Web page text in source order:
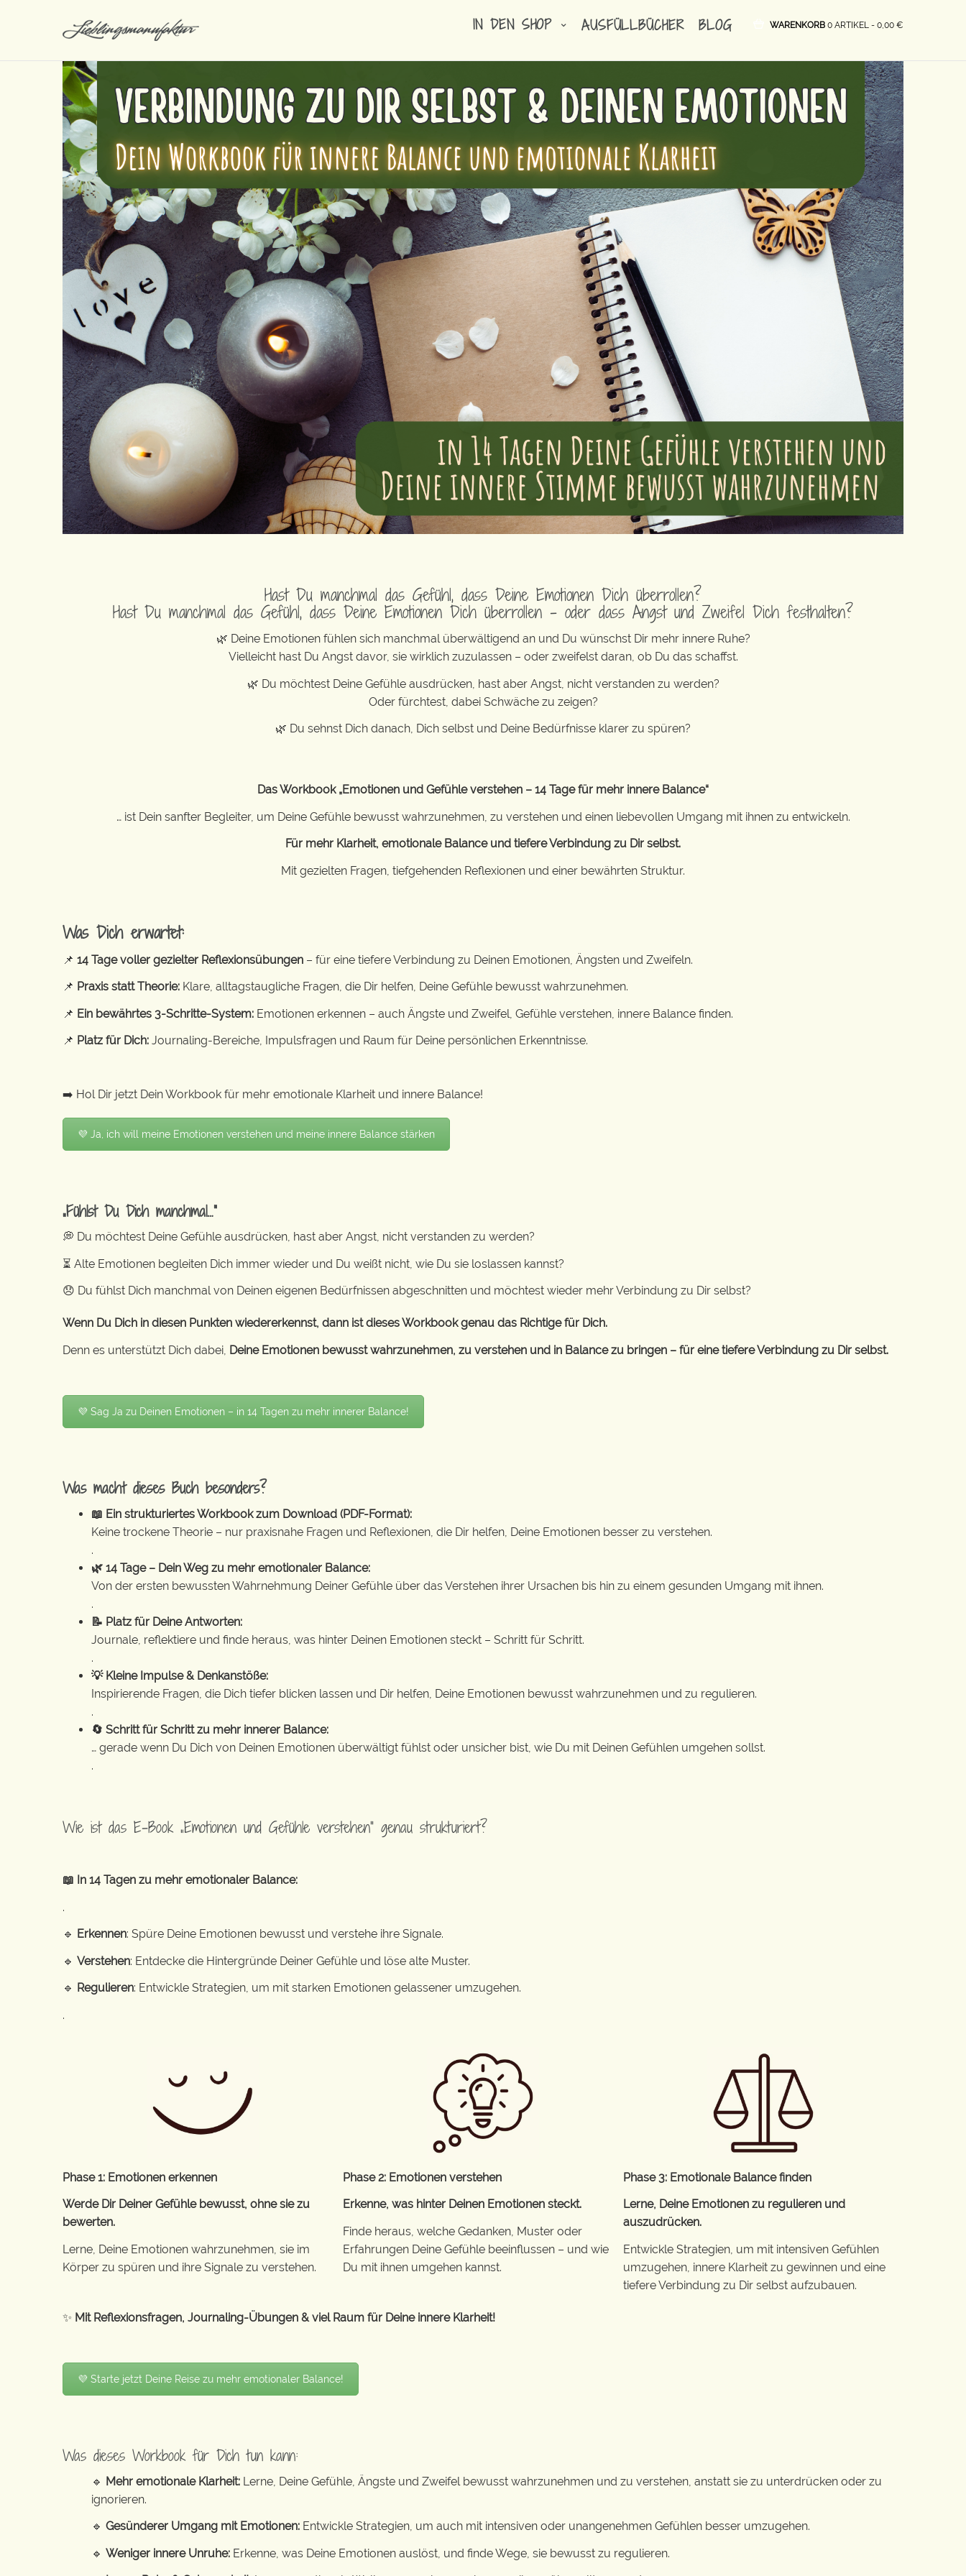
IN DEN SHOP AUSFÜLLBÜCHER BLOG WARENKORB 0 ARTIKEL - 0,00 €
Hast Du manchmal das Gefühl, dass Deine Emotionen Dich überrollen?
Hast Du manchmal das Gefühl, dass Deine Emotionen Dich überrollen – oder dass Angst und Zweifel Dich festhalten?
🌿 Deine Emotionen fühlen sich manchmal überwältigend an und Du wünschst Dir mehr innere Ruhe?
Vielleicht hast Du Angst davor, sie wirklich zuzulassen – oder zweifelst daran, ob Du das schaffst.
🌿 Du möchtest Deine Gefühle ausdrücken, hast aber Angst, nicht verstanden zu werden?
Oder fürchtest, dabei Schwäche zu zeigen?
🌿 Du sehnst Dich danach, Dich selbst und Deine Bedürfnisse klarer zu spüren?
Das Workbook „Emotionen und Gefühle verstehen – 14 Tage für mehr innere Balance“
… ist Dein sanfter Begleiter, um Deine Gefühle bewusst wahrzunehmen, zu verstehen und einen liebevollen Umgang mit ihnen zu entwickeln.
Für mehr Klarheit, emotionale Balance und tiefere Verbindung zu Dir selbst.
Mit gezielten Fragen, tiefgehenden Reflexionen und einer bewährten Struktur.
Was Dich erwartet:
📌 14 Tage voller gezielter Reflexionsübungen – für eine tiefere Verbindung zu Deinen Emotionen, Ängsten und Zweifeln.
📌 Praxis statt Theorie: Klare, alltagstaugliche Fragen, die Dir helfen, Deine Gefühle bewusst wahrzunehmen.
📌 Ein bewährtes 3-Schritte-System: Emotionen erkennen – auch Ängste und Zweifel, Gefühle verstehen, innere Balance finden.
📌 Platz für Dich: Journaling-Bereiche, Impulsfragen und Raum für Deine persönlichen Erkenntnisse.
➡️ Hol Dir jetzt Dein Workbook für mehr emotionale Klarheit und innere Balance!
💜 Ja, ich will meine Emotionen verstehen und meine innere Balance stärken
„Fühlst Du Dich manchmal…“
💭 Du möchtest Deine Gefühle ausdrücken, hast aber Angst, nicht verstanden zu werden?
⏳ Alte Emotionen begleiten Dich immer wieder und Du weißt nicht, wie Du sie loslassen kannst?
😞 Du fühlst Dich manchmal von Deinen eigenen Bedürfnissen abgeschnitten und möchtest wieder mehr Verbindung zu Dir selbst?
Wenn Du Dich in diesen Punkten wiedererkennst, dann ist dieses Workbook genau das Richtige für Dich.
Denn es unterstützt Dich dabei, Deine Emotionen bewusst wahrzunehmen, zu verstehen und in Balance zu bringen – für eine tiefere Verbindung zu Dir selbst.
💜 Sag Ja zu Deinen Emotionen – in 14 Tagen zu mehr innerer Balance!
Was macht dieses Buch besonders?
📖 Ein strukturiertes Workbook zum Download (PDF-Format):
Keine trockene Theorie – nur praxisnahe Fragen und Reflexionen, die Dir helfen, Deine Emotionen besser zu verstehen.
.
🌿 14 Tage – Dein Weg zu mehr emotionaler Balance:
Von der ersten bewussten Wahrnehmung Deiner Gefühle über das Verstehen ihrer Ursachen bis hin zu einem gesunden Umgang mit ihnen.
.
📝 Platz für Deine Antworten:
Journale, reflektiere und finde heraus, was hinter Deinen Emotionen steckt – Schritt für Schritt.
.
💡 Kleine Impulse & Denkanstöße:
Inspirierende Fragen, die Dich tiefer blicken lassen und Dir helfen, Deine Emotionen bewusst wahrzunehmen und zu regulieren.
.
🔄 Schritt für Schritt zu mehr innerer Balance:
… gerade wenn Du Dich von Deinen Emotionen überwältigt fühlst oder unsicher bist, wie Du mit Deinen Gefühlen umgehen sollst.
.
Wie ist das E-Book „Emotionen und Gefühle verstehen“ genau strukturiert?
📖 In 14 Tagen zu mehr emotionaler Balance:
.
🔹 Erkennen: Spüre Deine Emotionen bewusst und verstehe ihre Signale.
🔹 Verstehen: Entdecke die Hintergründe Deiner Gefühle und löse alte Muster.
🔹 Regulieren: Entwickle Strategien, um mit starken Emotionen gelassener umzugehen.
.
Phase 1: Emotionen erkennen
Werde Dir Deiner Gefühle bewusst, ohne sie zu
bewerten.
Lerne, Deine Emotionen wahrzunehmen, sie im
Körper zu spüren und ihre Signale zu verstehen.
Phase 2: Emotionen verstehen
Erkenne, was hinter Deinen Emotionen steckt.
Finde heraus, welche Gedanken, Muster oder
Erfahrungen Deine Gefühle beeinflussen – und wie
Du mit ihnen umgehen kannst.
Phase 3: Emotionale Balance finden
Lerne, Deine Emotionen zu regulieren und
auszudrücken.
Entwickle Strategien, um mit intensiven Gefühlen
umzugehen, innere Klarheit zu gewinnen und eine
tiefere Verbindung zu Dir selbst aufzubauen.
✨ Mit Reflexionsfragen, Journaling-Übungen & viel Raum für Deine innere Klarheit!
💜 Starte jetzt Deine Reise zu mehr emotionaler Balance!
Was dieses Workbook für Dich tun kann:
🔹 Mehr emotionale Klarheit: Lerne, Deine Gefühle, Ängste und Zweifel bewusst wahrzunehmen und zu verstehen, anstatt sie zu unterdrücken oder zu
ignorieren.
🔹 Gesünderer Umgang mit Emotionen: Entwickle Strategien, um auch mit intensiven oder unangenehmen Gefühlen besser umzugehen.
🔹 Weniger innere Unruhe: Erkenne, was Deine Emotionen auslöst, und finde Wege, sie bewusst zu regulieren.